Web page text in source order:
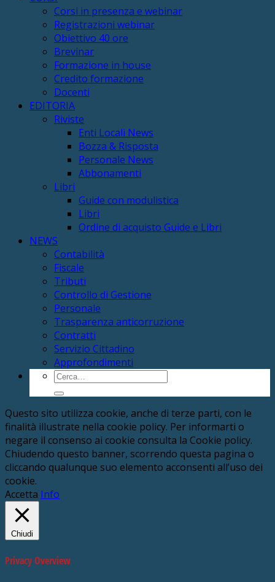
Corsi in presenza e webinar
Registrazioni webinar
Obiettivo 40 ore
Brevinar
Formazione in house
Credito formazione
Docenti
EDITORIA
Riviste
Enti Locali News
Bozza & Risposta
Personale News
Abbonamenti
Libri
Guide con modulistica
Libri
Ordine di acquisto Guide e Libri
NEWS
Contabilità
Fiscale
Tributi
Controllo di Gestione
Personale
Trasparenza anticorruzione
Contratti
Servizio Cittadino
Approfondimenti
Cerca:
Questo sito utilizza cookie, anche di terze parti, con le
finalità illustrate nella cookie policy. Per informarti o
negare il consenso ai cookie consulta la Cookie policy.
Chiudendo questo banner, scorrendo questa pagina o
cliccando qualunque suo elemento acconsenti all’uso dei
cookie.
Accetta Info
Chiudi
Privacy Overview